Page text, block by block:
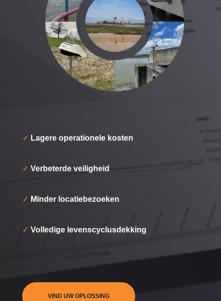
✓ Lagere operationele kosten
✓ Verbeterde veiligheid
✓ Minder locatiebezoeken
✓ Volledige levenscyclusdekking
VIND UW OPLOSSING